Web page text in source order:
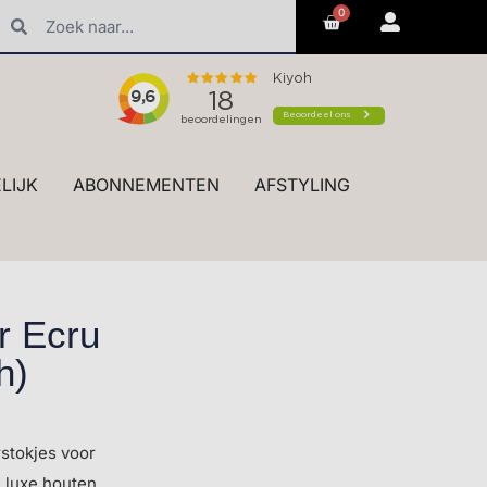
styling en advies in de winkel
0
ABONNEMENTEN
AFSTYLING
Ecru
voor